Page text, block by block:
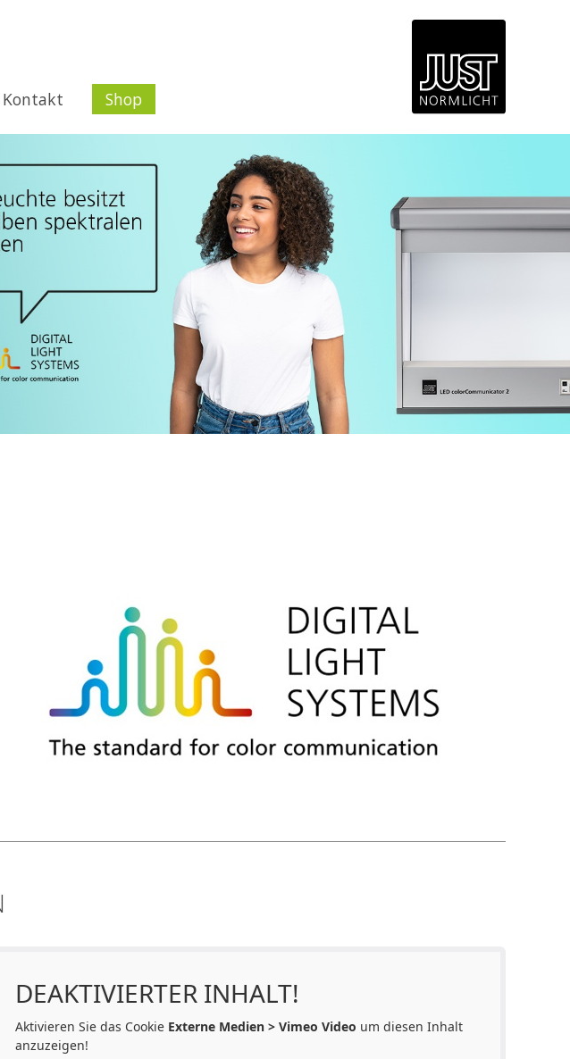
Kontakt Shop
DEAKTIVIERTER INHALT!
Aktivieren Sie das Cookie Externe Medien > Vimeo Video um diesen Inhalt
anzuzeigen!